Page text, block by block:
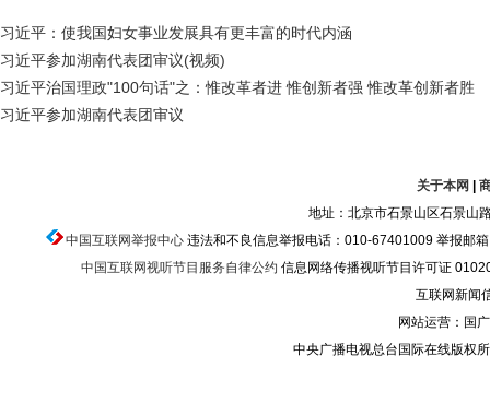
习近平：使我国妇女事业发展具有更丰富的时代内涵
习近平参加湖南代表团审议(视频)
习近平治国理政"100句话"之：惟改革者进 惟创新者强 惟改革创新者胜
习近平参加湖南代表团审议
关于本网 |
地址：北京市石景山区石景山
中国互联网举报中心违法和不良信息举报电话：010-67401009 举报邮
中国互联网视听节目服务自律公约 信息网络传播视听节目许可证
互联网新闻
网站运营：国
中央广播电视总台国际在线版权